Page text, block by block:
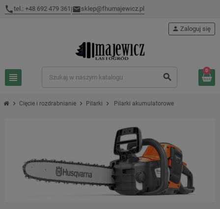
tel.: +48 692 479 361 | sklep@fhumajewicz.pl
view_headline search
person Zaloguj się
0
chevron_right Cięcie i rozdrabnianie chevron_right Pilarki chevron_right Pilarki akumulatorowe